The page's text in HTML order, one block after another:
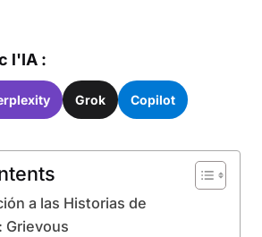
l'IA :
Grok Copilot
a las Historias de
Grievous